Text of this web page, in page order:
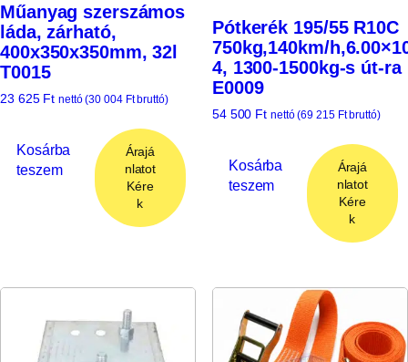
Műanyag szerszámos
láda, zárható,
400x350x350mm, 32l
T0015
23 625 Ft nettó (30 004 Ftbruttó)
Kosárba
teszem
Árajá
nlatot
Kére
k
Pótkerék 195/55 R10C
750kg,140km/
4, 1300-1500kg-s út-ra
E0009
54 500 Ft nettó (69 215 Ftbruttó)
Kosárba
teszem
Árajá
nlatot
Kére
k